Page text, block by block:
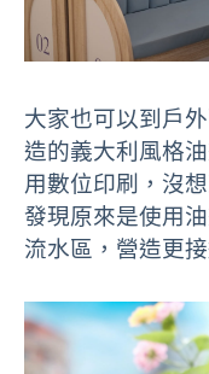
大家也可以到戶
造的義大利風格
用數位印刷，沒
發現原來是使用
流水區，營造更